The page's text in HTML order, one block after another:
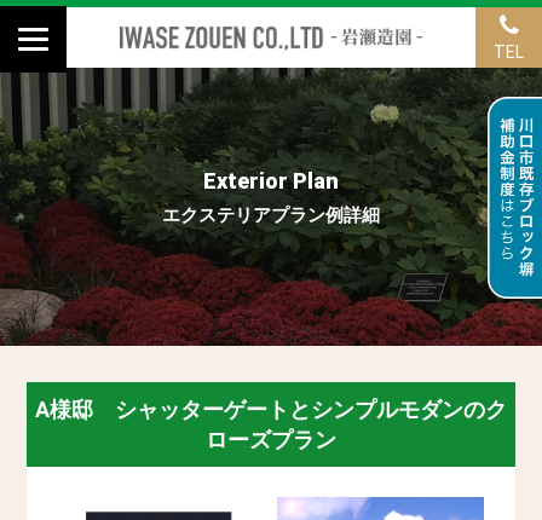
TEL
Exterior Plan
エクステリアプラン例詳細
A様邸 シャッターゲートとシンプルモダンのク
ローズプラン